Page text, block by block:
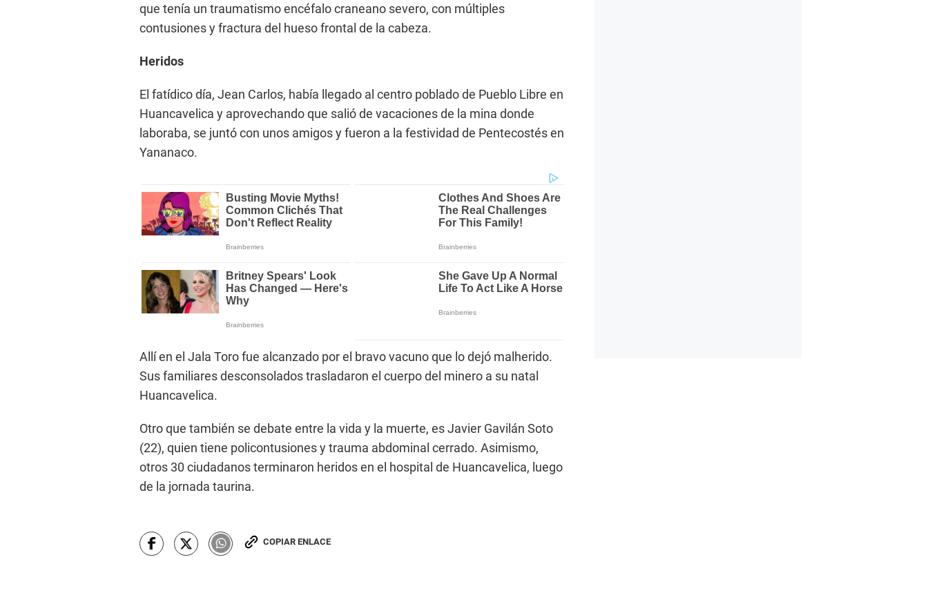
que tenía un traumatismo encéfalo craneano severo, con múltiples
contusiones y fractura del hueso frontal de la cabeza.
Heridos
El fatídico día, Jean Carlos, había llegado al centro poblado de Pueblo Libre en
Huancavelica y aprovechando que salió de vacaciones de la mina donde
laboraba, se juntó con unos amigos y fueron a la festividad de Pentecostés en
Yananaco.
Allí en el Jala Toro fue alcanzado por el bravo vacuno que lo dejó malherido.
Sus familiares desconsolados trasladaron el cuerpo del minero a su natal
Huancavelica.
Otro que también se debate entre la vida y la muerte, es Javier Gavilán Soto
(22), quien tiene policontusiones y trauma abdominal cerrado. Asimismo,
otros 30 ciudadanos terminaron heridos en el hospital de Huancavelica, luego
de la jornada taurina.
COPIAR ENLACE